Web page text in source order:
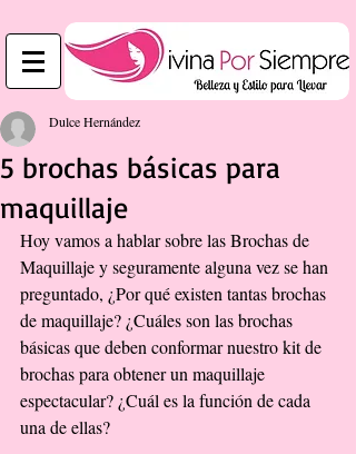
5 brochas básicas para
maquillaje
Dulce Hernández
Hoy vamos a hablar sobre las Brochas de
Maquillaje y seguramente alguna vez se han
preguntado, ¿Por qué existen tantas brochas
de maquillaje? ¿Cuáles son las brochas
básicas que deben conformar nuestro kit de
brochas para obtener un maquillaje
espectacular? ¿Cuál es la función de cada
una de ellas?